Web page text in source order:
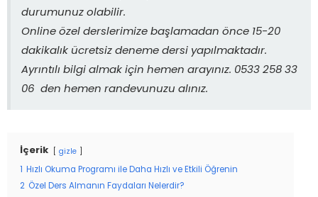
durumunuz olabilir.
Online özel derslerimize başlamadan önce 15-20
dakikalık ücretsiz deneme dersi yapılmaktadır.
Ayrıntılı bilgi almak için hemen arayınız. 0533 258 33
06 den hemen randevunuzu alınız.
İçerik gizle
Hızlı Okuma Programı ile Daha Hızlı ve Etkili Öğrenin
2 Özel Ders Almanın Faydaları Nelerdir?